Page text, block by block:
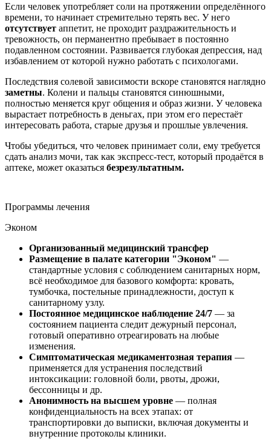
Если человек употребляет соли на протяжении определённого
времени, то начинает стремительно терять вес. У него
отсутствует аппетит, не проходит раздражительность и
тревожность, он перманентно пребывает в постоянно
подавленном состоянии. Развивается глубокая депрессия, над
избавлением от которой нужно работать с психологами.
Последствия солевой зависимости вскоре становятся наглядно
заметны. Колени и пальцы становятся синюшными,
полностью меняется круг общения и образ жизни. У человека
вырастает потребность в деньгах, при этом его перестаёт
интересовать работа, старые друзья и прошлые увлечения.
Чтобы убедиться, что человек принимает соли, ему требуется
сдать анализ мочи, так как экспресс-тест, который продаётся в
аптеке, может оказаться безрезультатным.
Программы лечения
Эконом
Организованный медицинский трансфер
Размещение в палате категории "Эконом" —
стандартные условия с соблюдением санитарных норм,
всё необходимое для базового комфорта: кровать,
тумбочка, постельные принадлежности, доступ к
санитарному узлу.
Постоянное медицинское наблюдение 24/7 — за
состоянием пациента следит дежурный персонал,
готовый оперативно отреагировать на любые
изменения.
Симптоматическая медикаментозная терапия —
применяется для устранения последствий
интоксикации: головной боли, рвоты, дрожи,
бессонницы и др.
Анонимность на высшем уровне — полная
конфиденциальность на всех этапах: от
транспортировки до выписки, включая документы и
внутренние протоколы клиники.